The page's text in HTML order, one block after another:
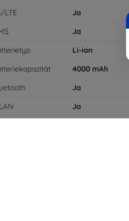
LTE
Ja
Ja
Li-ion
4000 mAh
Ja
Ja